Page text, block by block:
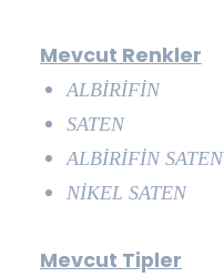
Mevcut Renkler
ALBİRİFİN
SATEN
ALBİRİFİN SATEN
NİKEL SATEN
Mevcut Tipler